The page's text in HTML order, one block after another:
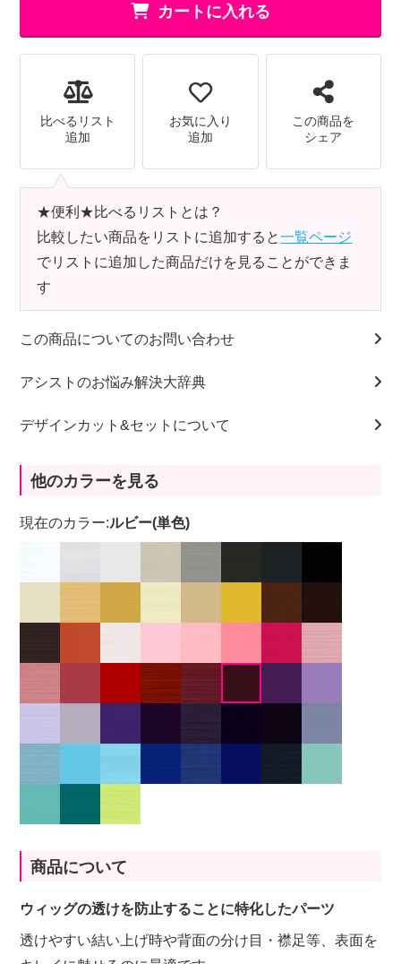
カートに入れる
比べるリスト
追加
お気に入り
追加
この商品を
シェア
★便利★比べるリストとは？
比較したい商品をリストに追加すると一覧ページ
でリストに追加した商品だけを見ることができま
す
この商品についてのお問い合わせ
アシストのお悩み解決大辞典
デザインカット&セットについて
他のカラーを見る
現在のカラー:ルビー(単色)
商品について
ウィッグの透けを防止することに特化したパーツ
透けやすい結い上げ時や背面の分け目・襟足等、表面を